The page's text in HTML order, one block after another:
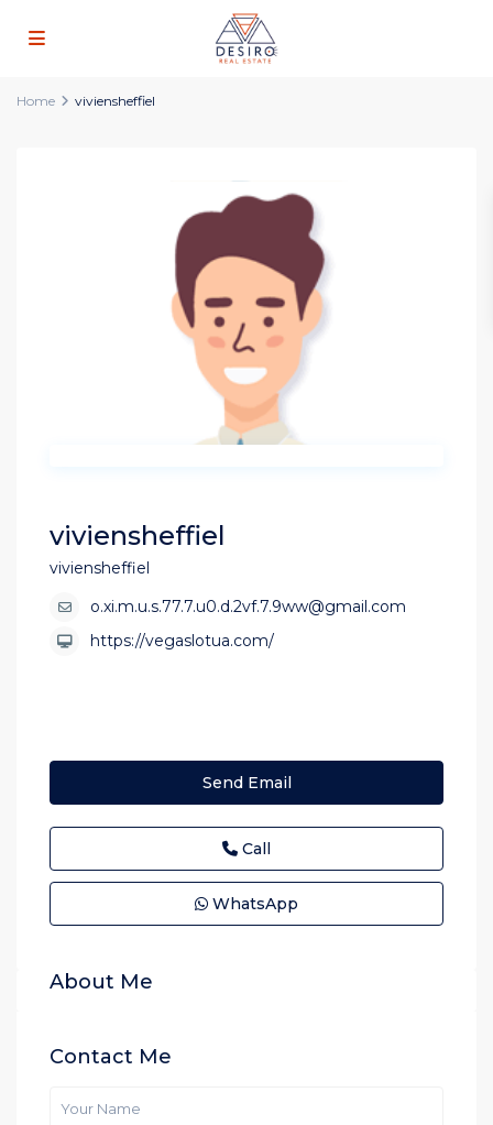
Home viviensheffiel
viviensheffiel
viviensheffiel
o.xi.m.u.s.77.7.u0.d.2vf.7.9ww@gmail.com
https://vegaslotua.com/
Send Email
Call
WhatsApp
About Me
Contact Me